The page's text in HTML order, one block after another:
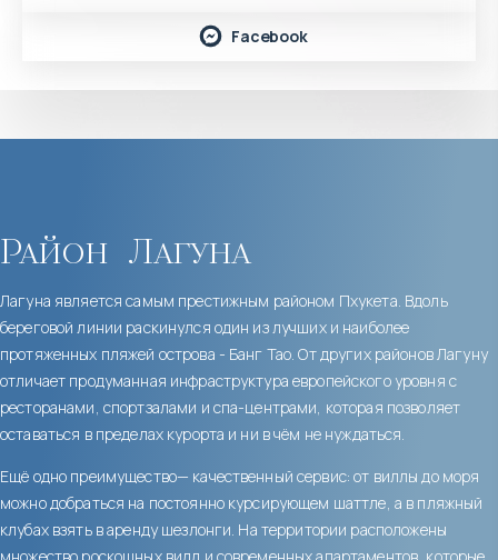
Facebook
Район Лагуна
Лагуна является самым престижным районом Пхукета. Вдоль
береговой линии раскинулся один из лучших и наиболее
протяженных пляжей острова - Банг Тао. От других районов Лагуну
отличает продуманная инфраструктура европейского уровня с
ресторанами, спортзалами и спа-центрами, которая позволяет
оставаться в пределах курорта и ни в чём не нуждаться.
Ещё одно преимущество— качественный сервис: от виллы до моря
можно добраться на постоянно курсирующем шаттле, а в пляжный
клубах взять в аренду шезлонги. На территории расположены